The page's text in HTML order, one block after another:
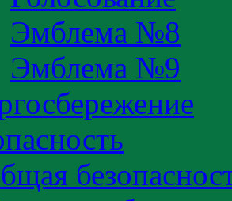
Эмблема №8
Эмблема №9